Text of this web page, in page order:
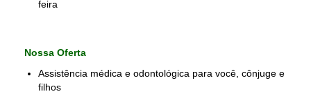
feira
Nossa Oferta
Assistência médica e odontológica para você, cônjuge e
filhos